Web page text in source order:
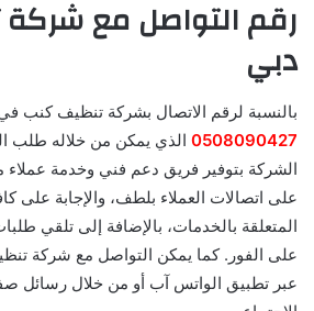
رقم التواصل مع
دبي
بالنسبة لرقم الاتصال بشركة تنظيف كنب
0508090427 الذي يمكن من خلاله طلب
الشركة بتوفير فريق دعم فني وخدمة عملاء
على اتصالات العملاء بلطف، والإجابة على
المتعلقة بالخدمات، بالإضافة إلى تلقي
على الفور. كما يمكن التواصل مع شركة
عبر تطبيق الواتس آب أو من خلال رسائل